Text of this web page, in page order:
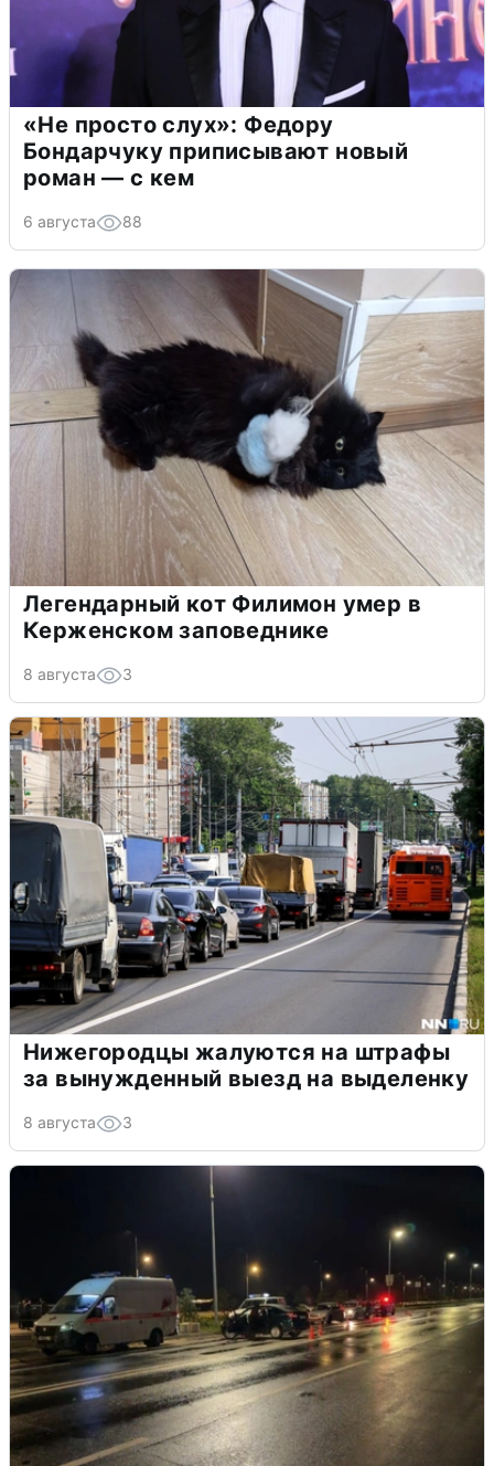
«Не просто слух»: Федору
Бондарчуку приписывают новый
роман — с кем
6 августа 88
Легендарный кот Филимон умер в
Керженском заповеднике
8 августа 3
Нижегородцы жалуются на штрафы
за вынужденный выезд на выделенку
8 августа 3